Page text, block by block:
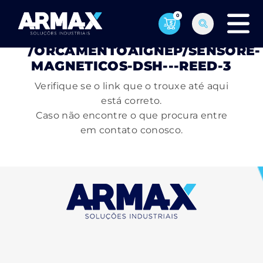
0
PÁGINA NÃO ENCONTRADA
/ORCAMENTOAIGNEP/SENSORE-
MAGNETICOS-DSH---REED-3
Verifique se o link que o trouxe até aqui
está correto.
Caso não encontre o que procura entre
em contato conosco.